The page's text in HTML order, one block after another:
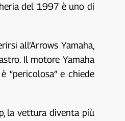
del 1997 è uno di
all’Arrows Yamaha,
Il motore Yamaha
“pericolosa” e chiede
la vettura diventa più